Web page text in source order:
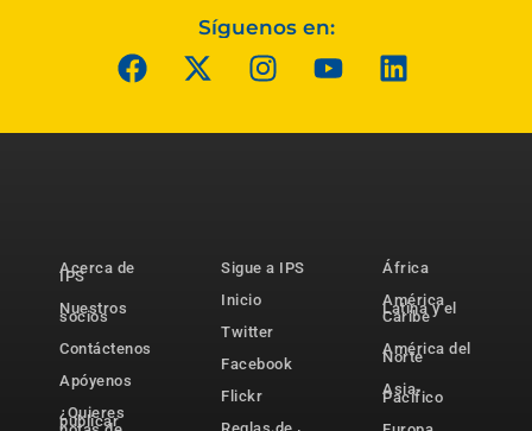
Síguenos en:
Acerca de
IPS
Nuestros
socios
Contáctenos
Apóyenos
¿Quieres
publicar
Sigue a IPS
Inicio
Twitter
Facebook
Flickr
África
América
Latina y el
Caribe
América del
Norte
Asia-
Pacífico